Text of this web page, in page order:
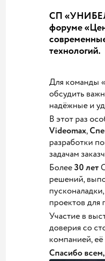
СП
форуме
технологий.
Для команды
обсудить
надёжные и
В этот раз
Videomax,
разработки
задачам
Более30 лет
решений,
проектов для
Участие в
доверия со
компанией,
Спасибо